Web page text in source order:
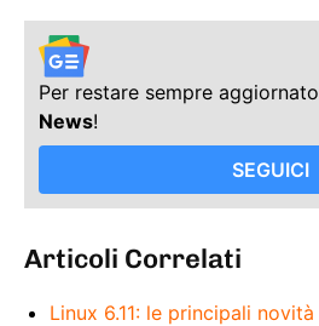
Per restare sempre aggiornato
News!
SEGUICI
Articoli Correlati
Linux 6.11: le principali novità